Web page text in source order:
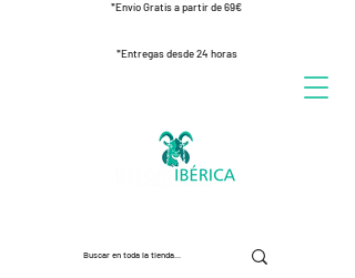
*Envío Gratis a partir de 69€
*Entregas desde 24 horas